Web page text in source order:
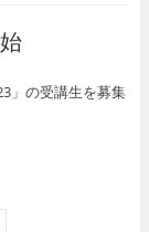
」の受講生を募集